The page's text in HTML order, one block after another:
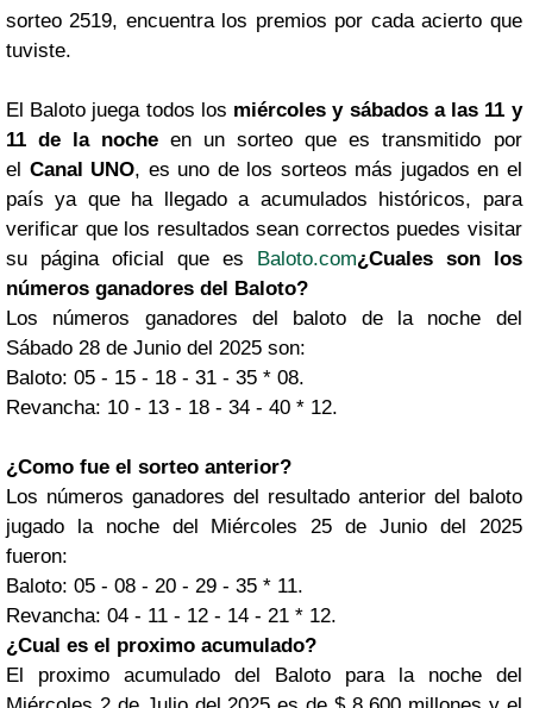
sorteo 2519, encuentra los premios por cada acierto que
tuviste.
El Baloto juega todos los miércoles y sábados a las 11 y
11 de la noche en un sorteo que es transmitido por
el Canal UNO, es uno de los sorteos más jugados en el
país ya que ha llegado a acumulados históricos, para
verificar que los resultados sean correctos puedes visitar
su página oficial que es Baloto.com¿Cuales son los
números ganadores del Baloto?
Los números ganadores del baloto de la noche del
Sábado 28 de Junio del 2025 son:
Baloto: 05 - 15 - 18 - 31 - 35 * 08.
Revancha: 10 - 13 - 18 - 34 - 40 * 12.
¿Como fue el sorteo anterior?
Los números ganadores del resultado anterior del baloto
jugado la noche del Miércoles 25 de Junio del 2025
fueron:
Baloto: 05 - 08 - 20 - 29 - 35 * 11.
Revancha: 04 - 11 - 12 - 14 - 21 * 12.
¿Cual es el proximo acumulado?
El proximo acumulado del Baloto para la noche del